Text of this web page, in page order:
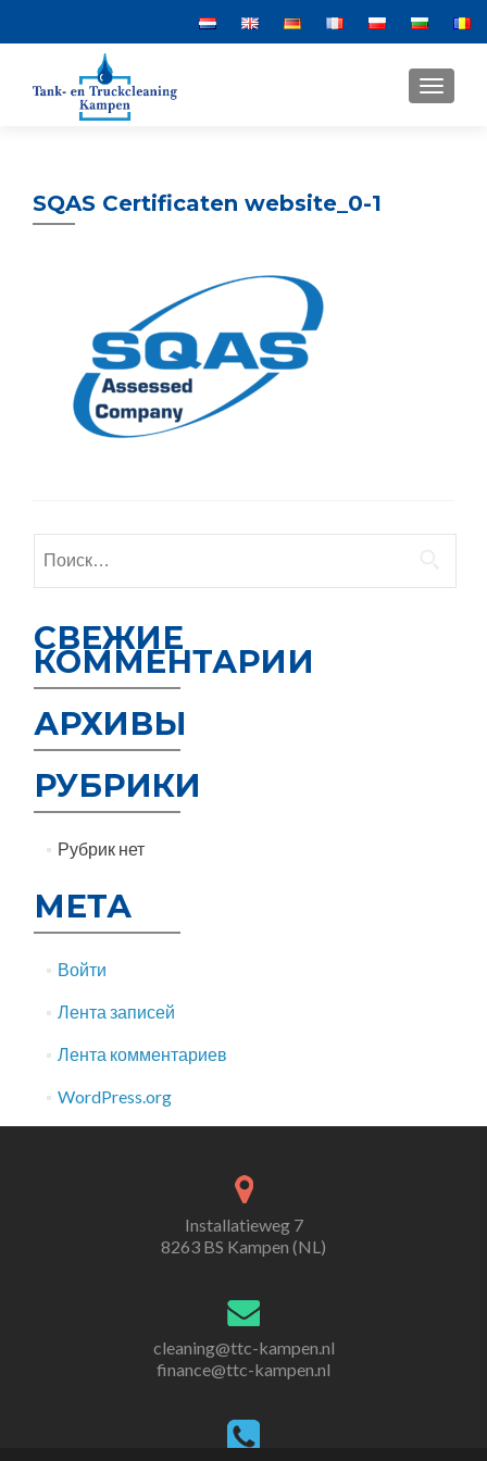
MENU
SQAS Certificaten website_0-1
СВЕЖИЕ
КОММЕНТАРИИ
АРХИВЫ
РУБРИКИ
Рубрик нет
МЕТА
Войти
Лента записей
Лента комментариев
WordPress.org
Installatieweg 7
8263 BS Kampen (NL)
cleaning@ttc-kampen.nl
finance@ttc-kampen.nl